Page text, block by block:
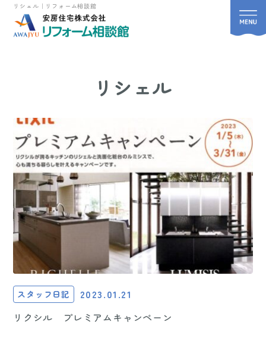
リシェル｜リフォーム相談館
リシェル
スタッフ日記 2023.01.21
リクシル プレミアムキャンペーン